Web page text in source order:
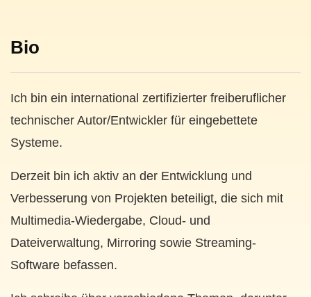
Bio
Ich bin ein international zertifizierter freiberuflicher
technischer Autor/Entwickler für eingebettete
Systeme.
Derzeit bin ich aktiv an der Entwicklung und
Verbesserung von Projekten beteiligt, die sich mit
Multimedia-Wiedergabe, Cloud- und
Dateiverwaltung, Mirroring sowie Streaming-
Software befassen.